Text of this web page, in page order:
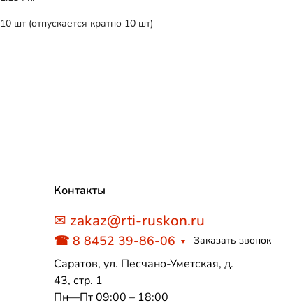
10 шт (отпускается кратно 10 шт)
Контакты
✉ zakaz@rti-ruskon.ru
☎ 8 8452 39-86-06 Заказать звонок
Саратов, ул. Песчано-Уметская, д.
43, стр. 1
Пн—Пт 09:00 – 18:00